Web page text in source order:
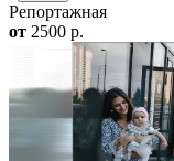
Репортажная
от 2500 p.